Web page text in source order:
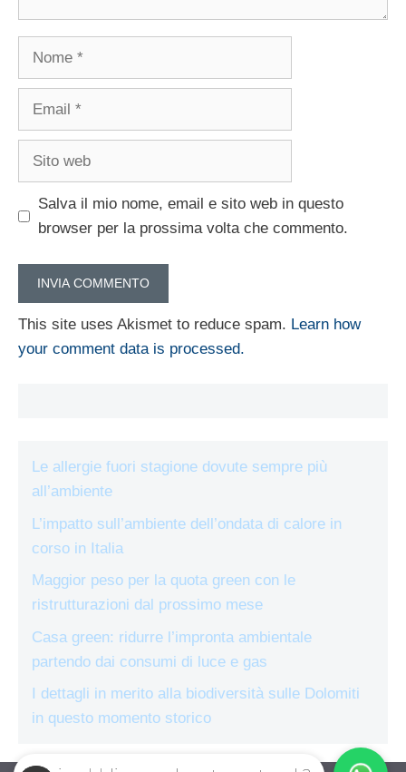
Nome
Email
Sito
Salva il mio nome, email e sito web in questo
browser per la prossima volta che commento.
This site uses Akismet to reduce spam. Learn how
your comment data is processed.
Le allergie fuori stagione dovute sempre più
all’ambiente
L’impatto sull’ambiente dell’ondata di calore in
corso in Italia
Maggior peso per la quota green con le
ristrutturazioni dal prossimo mese
Casa green: ridurre l’impronta ambientale
partendo dai consumi di luce e gas
I dettagli in merito alla biodiversità sulle Dolomiti
in questo momento storico